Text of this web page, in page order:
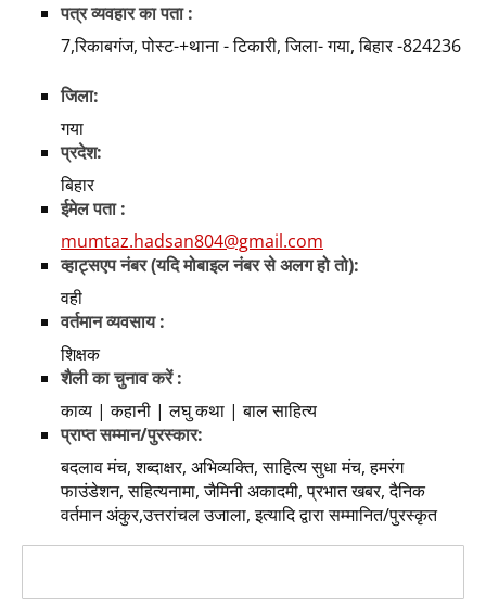
पत्र व्यवहार का पता :
7,रिकाबगंज, पोस्ट-+थाना - टिकारी, जिला- गया, बिहार -824236
जिला:
गया
प्रदेश:
बिहार
ईमेल पता :
mumtaz.hadsan804@gmail.com
व्हाट्सएप नंबर (यदि मोबाइल नंबर से अलग हो तो):
वही
वर्तमान व्यवसाय :
शिक्षक
शैली का चुनाव करें :
काव्य | कहानी | लघु कथा | बाल साहित्य
प्राप्त सम्मान/पुरस्कार:
बदलाव मंच, शब्दाक्षर, अभिव्यक्ति, साहित्य सुधा मंच, हमरंग
फाउंडेशन, सहित्यनामा, जैमिनी अकादमी, प्रभात खबर, दैनिक
वर्तमान अंकुर,उत्तरांचल उजाला, इत्यादि द्वारा सम्मानित/पुरस्कृत